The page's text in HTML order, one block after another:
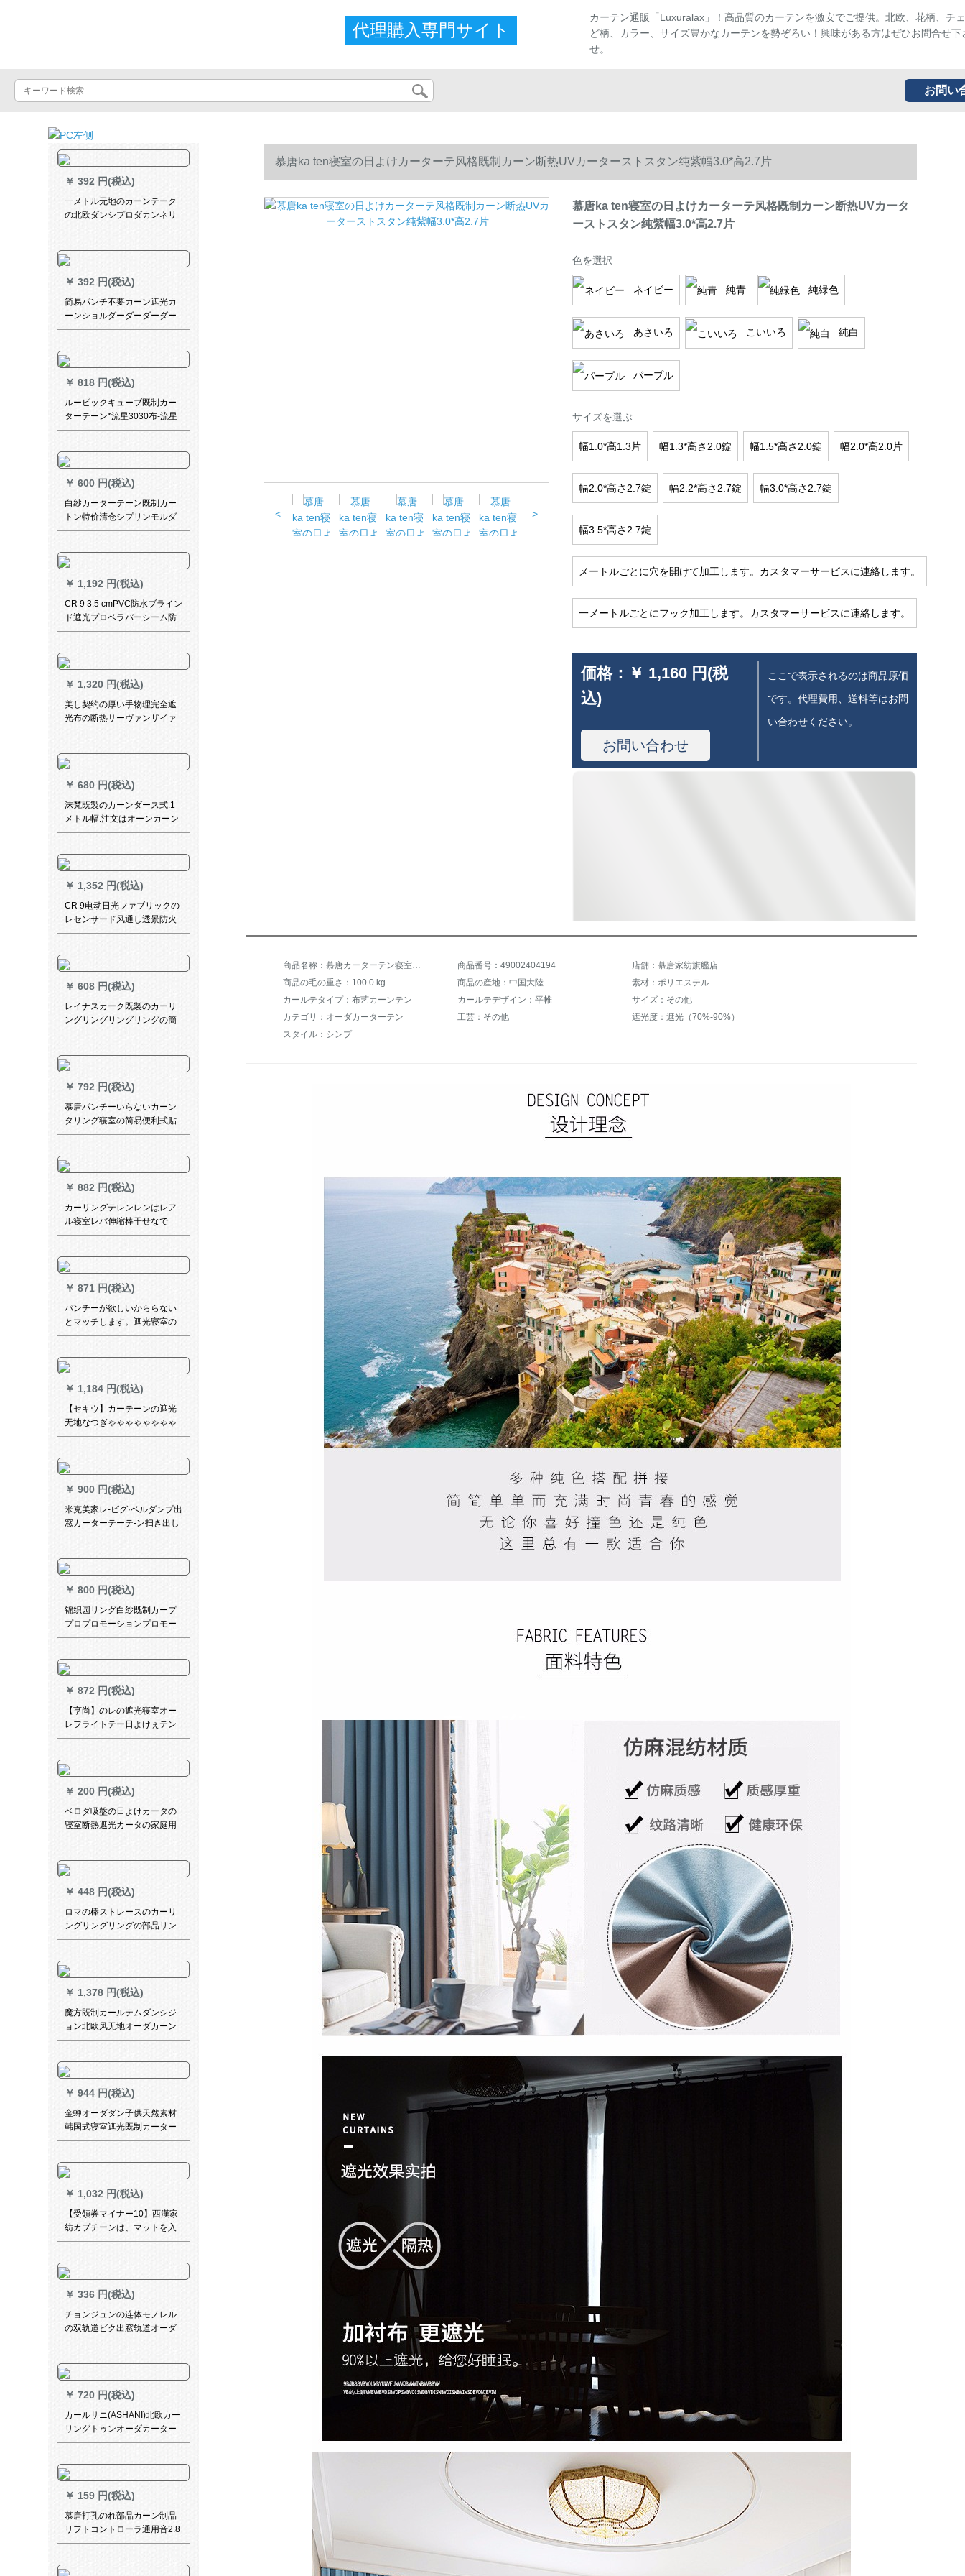
代理購入専門サイト
カーテン通販「Luxuralax」！高品質のカーテンを激安でご提供。北欧、花柄、チ
ど柄、カラー、サイズ豊かなカーテンを勢ぞろい！興味がある方はぜひお問合せ下
せ。
お問い
￥ 392 円(税込)
一メトル无地のカーンテーク
の北欧ダンシプロダカンネリ
ングリングリングリングリン
可奥纱白纱オーストリアダカ
ン1メトル打孔
￥ 392 円(税込)
简易パンチ不要カーン遮光カ
ーンショルダーダーダーダー
ダーダーダーダーダーダーダ
ィー紺色1.0*1.7 m-送C字环
￥ 818 円(税込)
ルービックキューブ既制カー
ターテーン*流星3030布-流星
(灰色)1メトルオーダ·カーン価
￥ 600 円(税込)
白纱カーターテーン既制カー
トン特价清仓シプリンモルダ
レスレスシートの窓の薄い纱
m【打孔】
￥ 1,192 円(税込)
CR 9 3.5 cmPVC防水ブライン
ド遮光プロベラバーシーム防
油パルトライト不要キラやか
￥ 1,320 円(税込)
美し契约の厚い手物理完全遮
光布の断热サーヴァンザイァ
ン断热した既制カーン遮光カ
工)3メトル幅x 2.7高一片
￥ 680 円(税込)
沫梵既製のカーンダース式.1
メトル幅.注文はオーンカーン
カーストマービースに接続し
￥ 1,352 円(税込)
CR 9电动日光ファブリックの
レセンサード风通し透景防火
オフテ会议室ホテルル完全遮
￥ 608 円(税込)
レイナスカーク既製のカーリ
ングリングリングリングの簡
易レンターム不要カーン不要
熱カーターテージ七色石緑+伸
縮ロッドセムス1.2*1.5高(単
項)
￥ 792 円(税込)
慕唐パンチーいらないカーン
タリング寝室の简易便利式贴
るショープロカータータータ
幅1.5メトル2メトルトル
￥ 882 円(税込)
カーリングテレンレンはレア
ル寝室レバ伸缩棒干せなで
す。ベロダ风吕カーン棒普通
￥ 871 円(税込)
パンチーが欲しいかららない
とマッチします。遮光寝室の
日よけリングムに小窓防虫マ
天青彫刻の星柄は幅1.2*高さ
2.0メトルです。
￥ 1,184 円(税込)
【セキウ】カーテーンの遮光
无地なつぎゃゃゃゃゃゃゃゃ
ゃゃゃゃゃゃゃゃゃゃゃゃゃ
手北欧つづち色リング寝室オ
ーケーホールの扫き出し窓カ
ーテーテーオウーダレァァァ
ァーダーダーメトの幅は1
m*2.7 mです。
￥ 900 円(税込)
米克美家レ-ビグ·ベルダンプ出
窓カーターテーテ-ン扫き出し
窓レレスタ-ジ
￥ 800 円(税込)
锦织园リング白纱既制カープ
プロプロモーションプロモー
ション写真*2.5メトル高打孔
￥ 872 円(税込)
【亨尚】のレの遮光寝室オー
レフライトテー日よけぇテン
書斎オーダカーテン小七折米
￥ 200 円(税込)
ベロダ吸盤の日よけカータの
寝室断熱遮光カータの家庭用
アフィ伸縮UVカーターのレイ
cm
￥ 448 円(税込)
ロマの棒ストレースのカーリ
ングリングリングの部品リン
グリングリングリングリング
ングリングリングリングリン
グリングリングリングリング
リングリングのカーリングリ
ングリングリングのボンテー
クの内径は38 mm 40です。
￥ 1,378 円(税込)
魔方既制カールテムダンシジ
ョン北欧风无地オーダカーン
ディーン寝室天然素材リンリ
风郁(米色)2.0枚*2.7高-布带接
続(1枚)
￥ 944 円(税込)
金蝉オーダダン子供天然素材
韩国式寝室遮光既制カーター
テン出窓星の梦青布カーン-フ
￥ 1,032 円(税込)
【受領券マイナー10】西漢家
紡カプチーンは、マットを入
れています。遮光布の寝室の
カードドの二重帯纱彫りの星
柄の軽赘沢灰の幅1.8メトル*
高2メトル
￥ 336 円(税込)
チョンジュンの连体モノレル
の双轨道ビク出窓轨道オーダ
ドレールのテーラー轨道は何
￥ 720 円(税込)
カールサニ(ASHANI)北欧カー
リングトゥンオーダカーター
ターテーンの息子と女の子の
の切れ热カーンンンンンンン
ンE 0067-海底世界カーストス
タッ
￥ 159 円(税込)
慕唐打孔のれ部品カーン制品
リフトコントローラ通用音2.8
cmアルミン上棒部品
慕唐ka ten寝室の日よけカーターテ风格既制カーン断热UVカーターストスタン纯紫幅3.0*高2.7片
< >
慕唐ka ten寝室の日よけカーターテ风格既制カーン断热UVカータ
ーストスタン纯紫幅3.0*高2.7片
色を選択
ネイビー 純青 純緑色
あさいろ こいいろ 純白
パープル
サイズを選ぶ
幅1.0*高1.3片 幅1.3*高さ2.0錠 幅1.5*高さ2.0錠 幅2.0*高2.0片
幅2.0*高さ2.7錠 幅2.2*高さ2.7錠 幅3.0*高さ2.7錠
幅3.5*高さ2.7錠
メートルごとに穴を開けて加工します。カスタマーサービスに連絡します。
一メートルごとにフック加工します。カスタマーサービスに連絡します。
価格： ￥ 1,160 円(税
込)
お問い合わせ
ここで表示されるのは商品原価
です。代理費用、送料等はお問
い合わせください。
商品名称：慕唐カーターテン寝室サンバイザーテーン洋風スタイル既制カーンテーンカット熱UVカーターテ純紫幅3.0*高2.7片片 商品番号：49002404194
店舗：慕唐家紡旗艦店
商品の毛の重さ：100.0 kg
商品の産地：中国大陸
素材：ポリエステル
カールテタイプ：布艺カーンテン
カールテデザイン：平帷
サイズ：その他
カテゴリ：オーダカーターテン
工芸：その他
遮光度：遮光（70%-90%）
スタイル：シンプ